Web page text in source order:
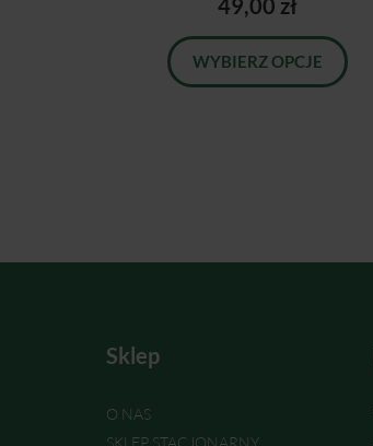
49,00 zł
WYBIERZ OPCJE
Sklep
O NAS